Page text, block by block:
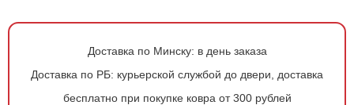
Доставка по Минску: в день заказа
Доставка по РБ: курьерской службой до двери, доставка
бесплатно при покупке ковра от 300 рублей